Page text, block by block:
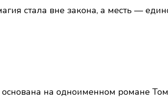
стала вне закона, а месть —
на одноименном романе